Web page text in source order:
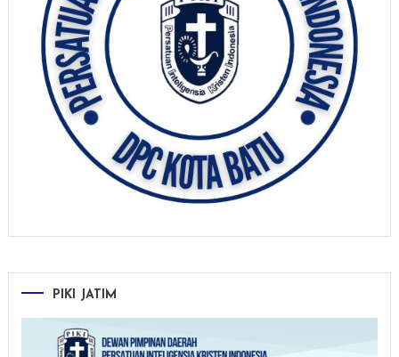
PIKI JATIM